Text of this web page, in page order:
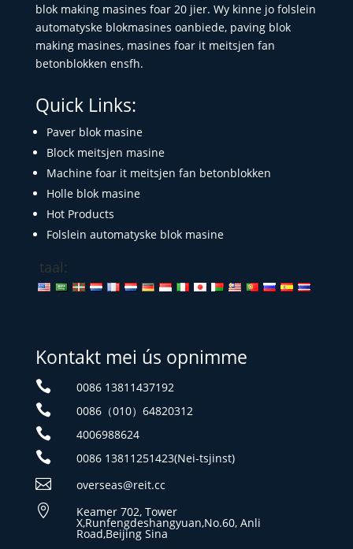
blok making masines foar 20 jier. Wy kinne jo folslein
automatyske blokmasines oanbiede, paving blok
making masines, masines foar it meitsjen fan
betonblokken ensfh.
Quick Links:
Paver blok masine
Block meitsjen masine
Machine foar it meitsjen fan betonblokken
Holle blok masine
Hot Products
Folslein automatyske blok masine
taal:
Kontakt mei ús opnimme
 0086 13811437192
 0086（010）64820312
 4006988624
 0086 13811251423(Nei-tsjinst)
 overseas@reit.cc
 Keamer 702, Tower
X,Runfengdeshangyuan,No.60, Anli
Road,Beijing Sina